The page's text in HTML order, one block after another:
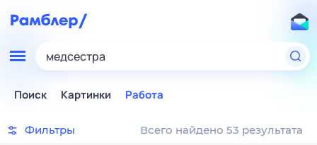
медсестра
Поиск Картинки Работа
Фильтры Всего найдено 53 результата